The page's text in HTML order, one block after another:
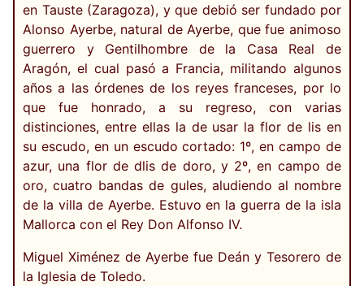
en Tauste (Zaragoza), y que debió ser fundado por
Alonso Ayerbe, natural de Ayerbe, que fue animoso
guerrero y Gentilhombre de la Casa Real de
Aragón, el cual pasó a Francia, militando algunos
años a las órdenes de los reyes franceses, por lo
que fue honrado, a su regreso, con varias
distinciones, entre ellas la de usar la flor de lis en
su escudo, en un escudo cortado: 1º, en campo de
azur, una flor de dlis de doro, y 2º, en campo de
oro, cuatro bandas de gules, aludiendo al nombre
de la villa de Ayerbe. Estuvo en la guerra de la isla
Mallorca con el Rey Don Alfonso IV.
Miguel Ximénez de Ayerbe fue Deán y Tesorero de
la Iglesia de Toledo.